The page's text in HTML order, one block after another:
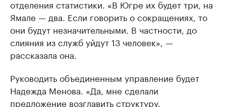
отделения статистики. «В Югре их будет три, на
Ямале — два. Если говорить о сокращениях, то
они будут незначительными. В частности, до
слияния из служб уйдут 13 человек», —
рассказала она.
Руководить объединенным управление будет
Надежда Менова. «Да, мне сделали
предложение возглавить структуру.